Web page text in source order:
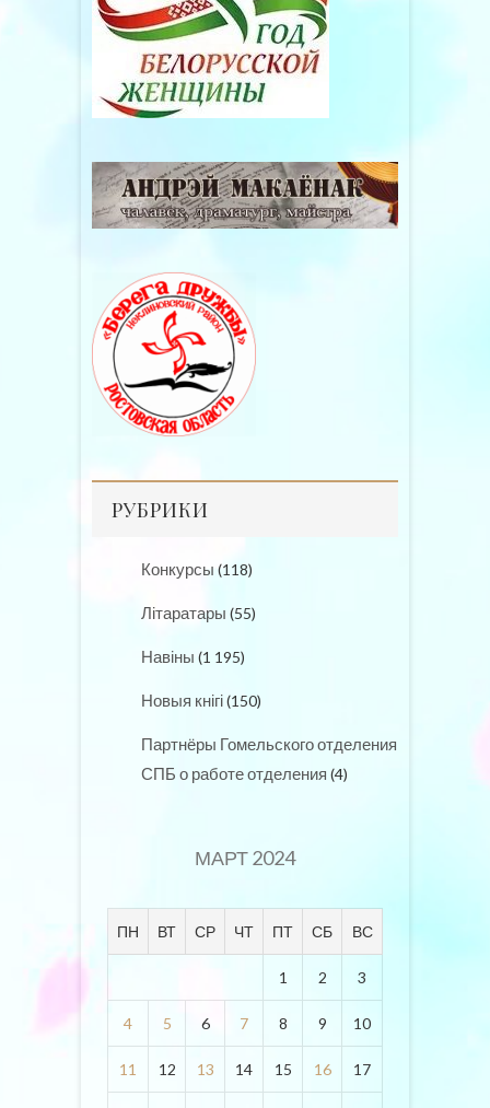
РУБРИКИ
Конкурсы (118)
Літаратары (55)
Навіны (1 195)
Новыя кнігі(150)
Партнёры Гомельского отделения
СПБ о работе отделения (4)
МАРТ 2024
ПН ВТ СР ЧТ ПТ СБ ВС
1 2 3
4 5 6 7 8 9 10
11 12 13 14 15 16 17